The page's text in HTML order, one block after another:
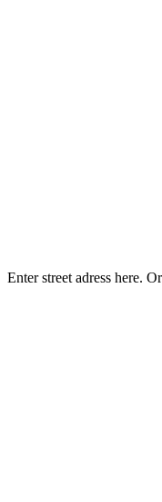
Enter street adress here.